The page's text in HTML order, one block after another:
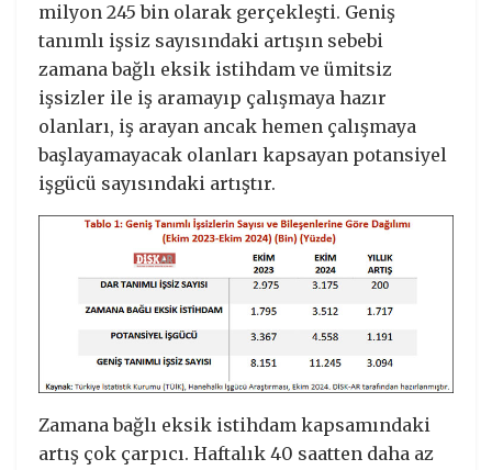
milyon 245 bin olarak gerçekleşti. Geniş
tanımlı işsiz sayısındaki artışın sebebi
zamana bağlı eksik istihdam ve ümitsiz
işsizler ile iş aramayıp çalışmaya hazır
olanları, iş arayan ancak hemen çalışmaya
başlayamayacak olanları kapsayan potansiyel
işgücü sayısındaki artıştır.
Zamana bağlı eksik istihdam kapsamındaki
artış çok çarpıcı. Haftalık 40 saatten daha az